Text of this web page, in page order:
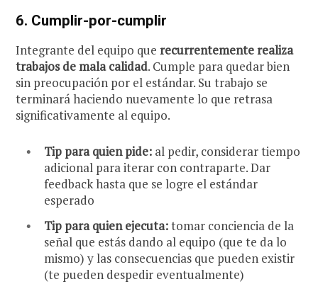
6. Cumplir-por-cumplir
Integrante del equipo que recurrentemente realiza
trabajos de mala calidad. Cumple para quedar bien
sin preocupación por el estándar. Su trabajo se
terminará haciendo nuevamente lo que retrasa
significativamente al equipo.
Tip para quien pide: al pedir, considerar tiempo
adicional para iterar con contraparte. Dar
feedback hasta que se logre el estándar
esperado
Tip para quien ejecuta:tomar conciencia de la
señal que estás dando al equipo (que te da lo
mismo) y las consecuencias que pueden existir
(te pueden despedir eventualmente)